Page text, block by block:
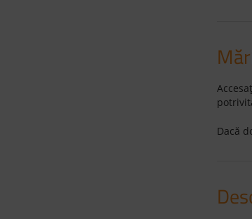
Dacă